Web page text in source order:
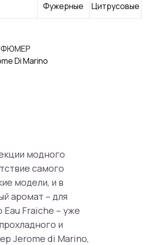
Фужерные
Цитрусовые
Di Marino
модного
самого
модели, и в
аромат – для
Fraiche – уже
и
Jerome di Marino,